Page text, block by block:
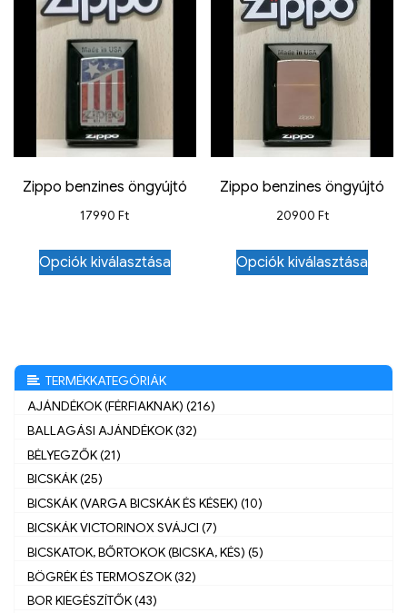
Zippo benzines öngyújtó
17990Ft
Opciók kiválasztása
Zippo benzines öngyújtó
20900 Ft
Opciók kiválasztása
TERMÉKKATEGÓRIÁK
AJÁNDÉKOK (FÉRFIAKNAK) (216)
BALLAGÁSI AJÁNDÉKOK (32)
BÉLYEGZŐK (21)
BICSKÁK (25)
BICSKÁK (VARGA BICSKÁK ÉS KÉSEK) (10)
BICSKÁK VICTORINOX SVÁJCI (7)
BICSKATOK, BŐRTOKOK (BICSKA, KÉS) (5)
BÖGRÉK ÉS TERMOSZOK (32)
BOR KIEGÉSZÍTŐK (43)